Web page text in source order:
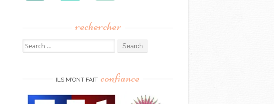
rechercher
Search
for:
ILS M’ONT FAIT confiance